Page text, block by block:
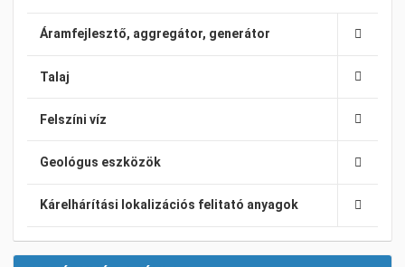
Áramfejlesztő, aggregátor, generátor
Talaj
Felszíni víz
Geológus eszközök
Kárelhárítási lokalizációs felitató anyagok